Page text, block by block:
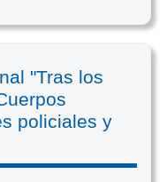
"Tras los
policiales y